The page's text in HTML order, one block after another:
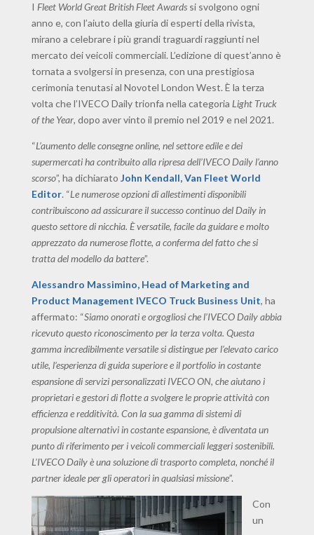
I Fleet World Great British Fleet Awardssi svolgono ogni
anno e, con l’aiuto della giuria di esperti della rivista,
mirano a celebrare i più grandi traguardi raggiunti nel
mercato dei veicoli commerciali. L’edizione di quest’anno è
tornata a svolgersi in presenza, con una prestigiosa
cerimonia tenutasi al Novotel London West. È la terza
volta che l’IVECO Daily trionfa nella categoria Light Truck
of the Year, dopo aver vinto il premio nel 2019 e nel 2021.
“L’aumento delle consegne online, nel settore edile e dei
supermercati ha contribuito alla ripresa dell’IVECO Daily l’anno
scorso”, ha dichiarato John Kendall, Van Fleet World
Editor. “Le numerose opzioni di allestimenti disponibili
contribuiscono ad assicurare il successo continuo del Daily in
questo settore di nicchia. È versatile, facile da guidare e molto
apprezzato da numerose flotte, a conferma del fatto che si
tratta del modello da battere”.
Alessandro Massimino, Head of Marketing and
Product Management IVECO Truck Business Unit, ha
affermato: “Siamo onorati e orgogliosi che l’IVECO Daily abbia
ricevuto questo riconoscimento per la terza volta. Questa
gamma incredibilmente versatile si distingue per l’elevato carico
utile, l’esperienza di guida superiore e il portfolio in costante
espansione di servizi personalizzati IVECO ON, che aiutano i
proprietari e gestori di flotte a svolgere le proprie attività con
efficienza e redditività. Con la sua gamma di sistemi di
propulsione alternativi in costante espansione, è diventata un
punto di riferimento per i veicoli commerciali leggeri sostenibili.
L’IVECO Daily è una soluzione di trasporto completa, nonché il
partner ideale per gli operatori in qualsiasi missione”.
Con
un